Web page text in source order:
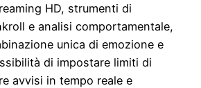
HD, strumenti di
e analisi comportamentale,
unica di emozione e
di impostare limiti di
avvisi in tempo reale e